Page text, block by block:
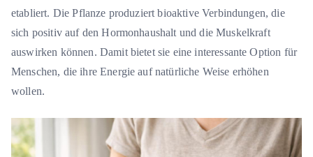
etabliert. Die Pflanze produziert bioaktive Verbindungen, die
sich positiv auf den Hormonhaushalt und die Muskelkraft
auswirken können. Damit bietet sie eine interessante Option für
Menschen, die ihre Energie auf natürliche Weise erhöhen
wollen.